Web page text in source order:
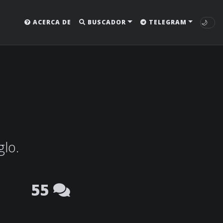
ACERCA DE BUSCADOR TELEGRAM 🌙
55